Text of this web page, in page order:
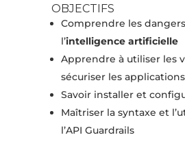
OBJECTIFS
Comprendre les
l’intelligence artificielle
Apprendre à utiliser les
sécuriser les
Savoir installer et
Maîtriser la syntaxe et
l’API Guardrails